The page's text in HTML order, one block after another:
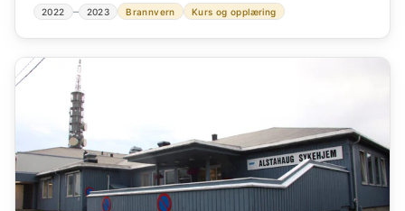
Brannvernbefaringer i bruksfase
2022 – 2023 Brannvern Kurs og opplæring